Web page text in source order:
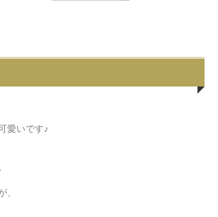
愛いです♪
、